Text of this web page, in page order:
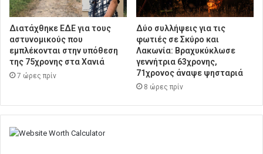
Διατάχθηκε ΕΔΕ για τους
αστυνομικούς που
εμπλέκονται στην υπόθεση
της 75χρονης στα Χανιά
7 ώρες πρίν
Δύο συλλήψεις για τις
φωτιές σε Σκύρο και
Λακωνία: Βραχυκύκλωσε
γεννήτρια 63χρονης,
71χρονος άναψε ψησταριά
8 ώρες πρίν